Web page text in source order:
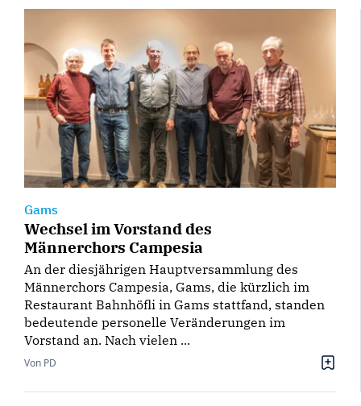
Gams
Wechsel im Vorstand des
Männerchors Campesia
An der diesjährigen Hauptversammlung des
Männerchors Campesia, Gams, die kürzlich im
Restaurant Bahnhöfli in Gams stattfand, standen
bedeutende personelle Veränderungen im
Vorstand an. Nach vielen ...
Von PD